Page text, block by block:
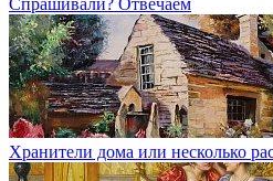
Хранители дома или несколько